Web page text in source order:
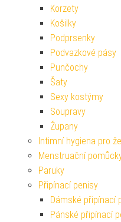
Korzety
Košilky
Podprsenky
Podvazkové pásy
Punčochy
Šaty
Sexy kostýmy
Soupravy
Župany
Intimní hygiena pro
Menstruační
Paruky
Připínací penisy
Dámské připínací
Pánské připínací